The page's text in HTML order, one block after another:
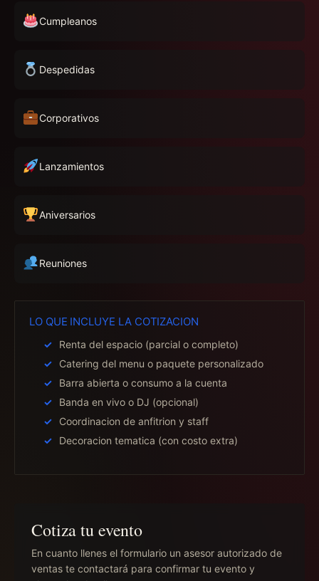
Cumpleanos
Despedidas
Corporativos
Lanzamientos
Aniversarios
Reuniones
LO QUE INCLUYE LA COTIZACION
Renta del espacio (parcial o completo)
Catering del menu o paquete personalizado
Barra abierta o consumo a la cuenta
Banda en vivo o DJ (opcional)
Coordinacion de anfitrion y staff
Decoracion tematica (con costo extra)
Cotiza tu evento
En cuanto llenes el formulario un asesor autorizado de
ventas te contactará para confirmar tu evento y